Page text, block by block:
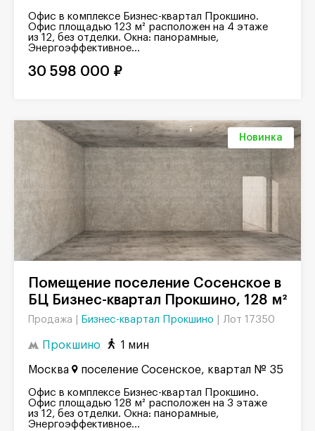
Офис в комплексе Бизнес-квартал Прокшино.
Офис площадью 123 м² расположен на 4 этаже
из 12, без отделки. Окна: панорамные,
Энергоэффективное...
30 598 000 ₽
Новинка
Помещение поселение Сосенское в
БЦ Бизнес-квартал Прокшино, 128 м²
Продажа | Бизнес-квартал Прокшино Лот 17350
Прокшино 1 мин
Москва поселение Сосенское, квартал № 35
Офис в комплексе Бизнес-квартал Прокшино.
Офис площадью 128 м² расположен на 3 этаже
из 12, без отделки. Окна: панорамные,
Энергоэффективное...